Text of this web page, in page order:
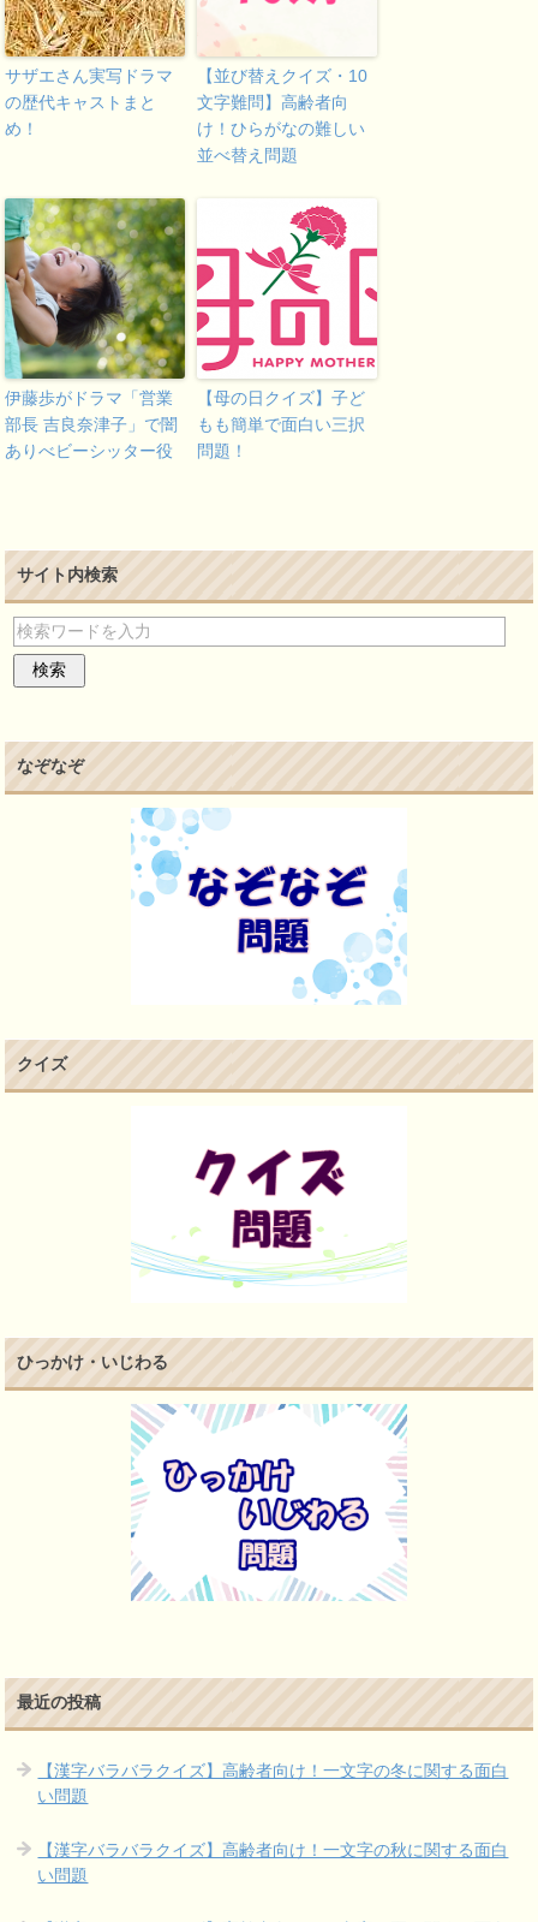
サザエさん実写ドラマ
の歴代キャストまと
め！
【並び替えクイズ・10
文字難問】高齢者向
け！ひらがなの難しい
並べ替え問題
伊藤歩がドラマ「営業
部長 吉良奈津子」で闇
ありべビーシッター役
【母の日クイズ】子ど
もも簡単で面白い三択
問題！
サイト内検索
なぞなぞ
クイズ
ひっかけ・いじわる
最近の投稿
【漢字バラバラクイズ】高齢者向け！一文字の冬に関する面白
い問題
【漢字バラバラクイズ】高齢者向け！一文字の秋に関する面白
い問題